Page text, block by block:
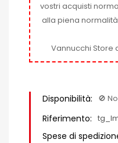
vostri acquisti
alla piena
Vannucchi Store
Disponibilità: 🚫​
Riferimento:
Spese di